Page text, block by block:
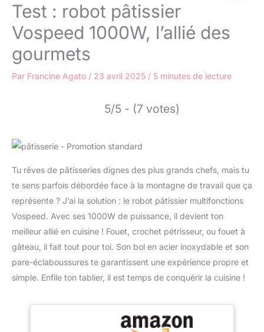
Test : robot pâtissier
Vospeed 1000W, l’allié des
gourmets
Par Francine Agato / 23 avril 2025 / 5 minutes de lecture
5/5 - (7 votes)
Tu rêves de pâtisseries dignes des plus grands chefs, mais tu
te sens parfois débordée face à la montagne de travail que ça
représente ? J’ai la solution : le robot pâtissier multifonctions
Vospeed. Avec ses 1000W de puissance, il devient ton
meilleur allié en cuisine ! Fouet, crochet pétrisseur, ou fouet à
gâteau, il fait tout pour toi. Son bol en acier inoxydable et son
pare-éclaboussures te garantissent une expérience propre et
simple. Enfile ton tablier, il est temps de conquérir la cuisine !